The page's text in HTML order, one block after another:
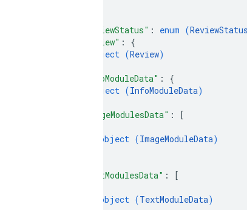
"reviewStatus" : enum (ReviewStatus
"review" : {
object (Review)
"infoModuleData" : {
object (InfoModuleData)
"imageModulesData" :
[
object (ImageModuleData)
"textModulesData" :
[
object (TextModuleData)